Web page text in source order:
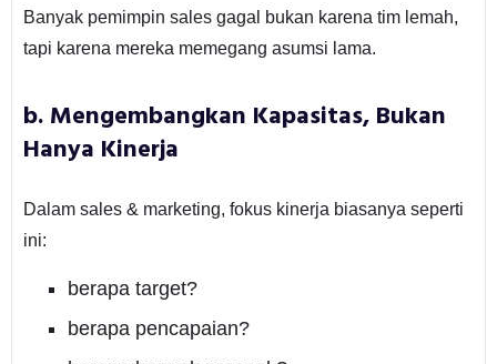
Banyak pemimpin sales gagal bukan karena tim lemah,
tapi karena mereka memegang asumsi lama.
b. Mengembangkan Kapasitas, Bukan
Hanya Kinerja
Dalam sales & marketing, fokus kinerja biasanya seperti
ini:
berapa target?
berapa pencapaian?